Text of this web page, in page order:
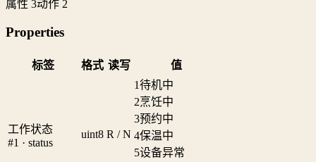
属性 3动作 2
Properties
标签 格式 读写 值
工作状态
#1 · status
uint8 R / N
1待机中
2烹饪中
3预约中
4保温中
5设备异常